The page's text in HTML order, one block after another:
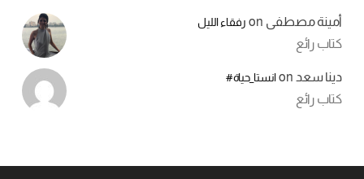
أمينة مصطفى on رفقاء الليل
كتاب رائع
دينا سعد onانستا_حياة#
كتاب رائع